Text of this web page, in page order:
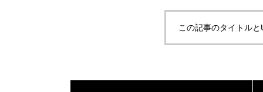
この記事のタイトル